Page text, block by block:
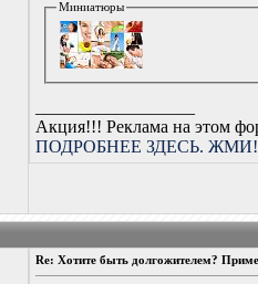
Миниатюры
Акция!!! Реклама на этом
ПОДРОБНЕЕ ЗДЕСЬ. ЖМИ!
Re: Хотите быть долгожителем?